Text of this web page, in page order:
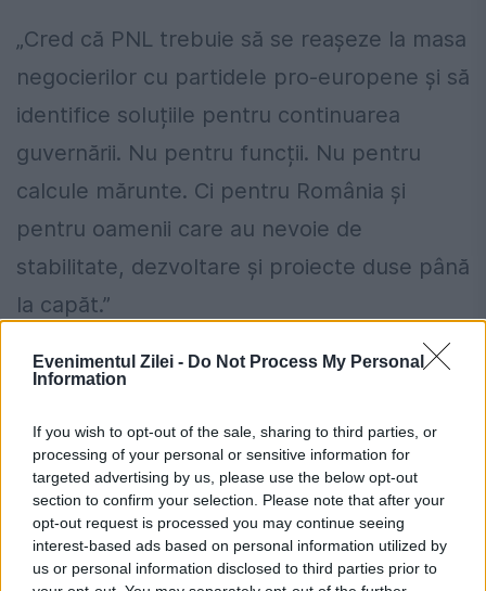
Evenimentul Zilei - Do Not Process My Personal
Information
If you wish to opt-out of the sale, sharing to third parties, or
processing of your personal or sensitive information for
targeted advertising by us, please use the below opt-out
section to confirm your selection. Please note that after your
opt-out request is processed you may continue seeing
interest-based ads based on personal information utilized by
us or personal information disclosed to third parties prior to
„Cred că PNL trebuie să se reașeze la masa
negocierilor cu partidele pro-europene și să
identifice soluțiile pentru continuarea
guvernării. Nu pentru funcții. Nu pentru
calcule mărunte. Ci pentru România și
pentru oamenii care au nevoie de
stabilitate, dezvoltare și proiecte duse până
la capăt.”
Acesta a argumentat că deciziile luate la
administrațiilor locale conduse de
reprezentanți ai partidului.
„Acest lucru este important pentru aleșii
locali liberali - primari, președinți de consilii